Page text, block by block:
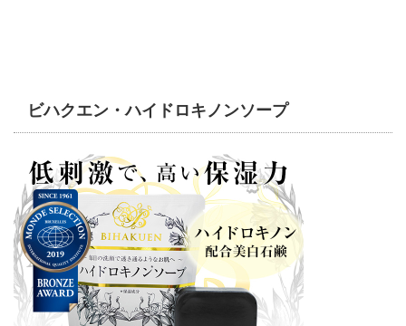
ビハクエン・ハイドロキノンソープ